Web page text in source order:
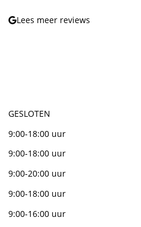
Lees meer reviews
GESLOTEN
9:00-18:00 uur
9:00-18:00 uur
9:00-20:00 uur
9:00-18:00 uur
9:00-16:00 uur